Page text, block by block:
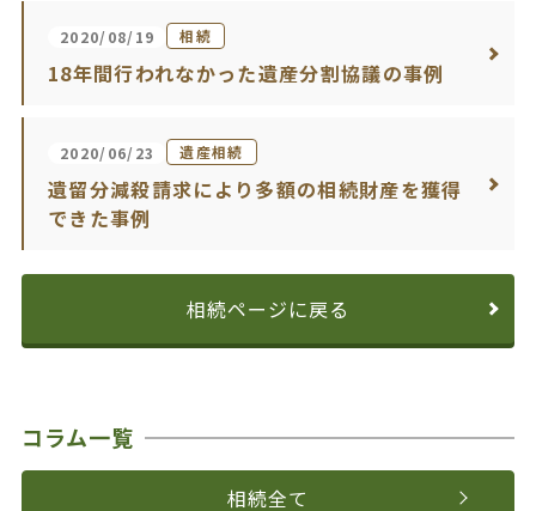
2020/08/19 相続
18年間行われなかった遺産分割協議の事例
2020/06/23 遺産相続
遺留分減殺請求により多額の相続財産を獲得
できた事例
相続ページに戻る
コラム一覧
相続全て